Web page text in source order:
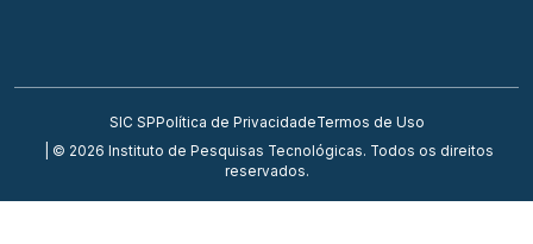
SIC SP Política de PrivacidadeTermos de Uso
| © 2026 Instituto de Pesquisas Tecnológicas. Todos os direitos
reservados.